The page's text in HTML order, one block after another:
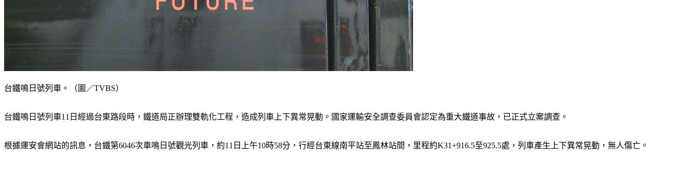
台鐵鳴日號列車。（圖／TVBS）
台鐵鳴日號列車11日經過台東路段時，鐵道局正辦理雙軌化工程，造成列車上下異常晃動。國家運輸安全調查委員會認定為重大鐵道事故，已正式立案調查。
根據運安會網站的訊息，台鐵第6046次車鳴日號觀光列車，約11日上午10時58分，行經台東線南平站至鳳林站間，里程約K31+916.5至925.5處，列車產生上下異常晃動，無人傷亡。